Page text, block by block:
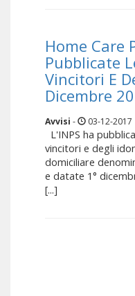
Home Care
Pubblicate
Vincitori E
Dicembre
Avvisi - 03-12-2017
L'INPS ha
vincitori e degli
domiciliare
e datate 1°
[...]